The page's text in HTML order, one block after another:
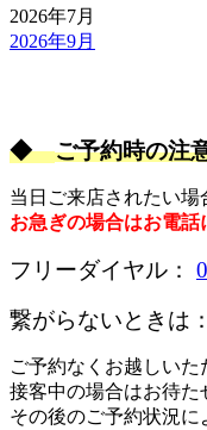
2026年7月
2026年9月
◆ご予約時の
当日ご来店されたい場
お急ぎの場合はお電
フリーダイヤル：
繋がらないときは：
ご予約なくお越しいた
接客中の場合はお待た
その後のご予約状況に